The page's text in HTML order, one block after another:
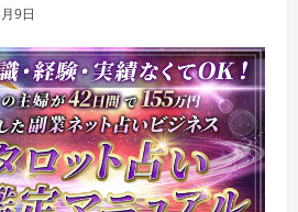
9日